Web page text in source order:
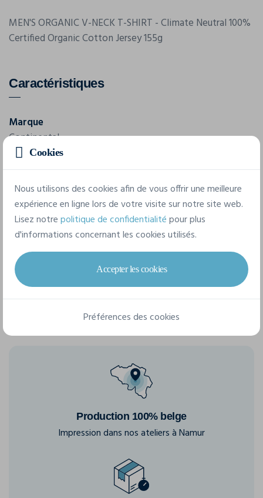
MEN'S ORGANIC V-NECK T-SHIRT - Climate Neutral 100%
Certified Organic Cotton Jersey 155g
Caractéristiques
Marque
Continental
Référence
4 tailles disponibles
Production 100% belge
Impression dans nos ateliers à Namur
Cookies
Nous utilisons des cookies afin de vous offrir une meilleure
expérience en ligne lors de votre visite sur notre site web.
Lisez notrepolitique de confidentialitépour plus
d'informations concernant les cookies utilisés.
Accepter les cookies
Préférences des cookies